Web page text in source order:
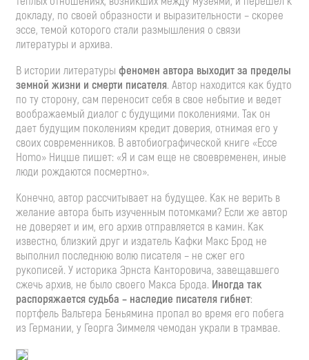
докладу, по своей образности и выразительности – скорее
эссе, темой которого стали размышления о связи
литературы и архива.
В истории литературы феномен автора выходит за пределы
земной жизни и смерти писателя. Автор находится как будто
по ту сторону, сам переносит себя в свое небытие и ведет
воображаемый диалог с будущими поколениями. Так он
дает будущим поколениям кредит доверия, отнимая его у
своих современников. В автобиографической книге «Ecce
Homo» Ницше пишет: «Я и сам еще не своевременен, иные
люди рождаются посмертно».
Конечно, автор рассчитывает на будущее. Как не верить в
желание автора быть изученным потомками? Если же автор
не доверяет и им, его архив отправляется в камин. Как
известно, близкий друг и издатель Кафки Макс Брод не
выполнил последнюю волю писателя – не сжег его
рукописей. У историка Эрнста Канторовича, завещавшего
сжечь архив, не было своего Макса Брода. Иногда так
распоряжается судьба – наследие писателя гибнет:
портфель Вальтера Беньямина пропал во время его побега
из Германии, у Георга Зиммеля чемодан украли в трамвае.